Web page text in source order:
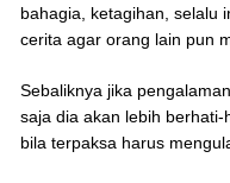
bahagia, ketagihan, selalu
cerita agar orang lain pun
Sebaliknya jika
saja dia akan lebih
bila terpaksa harus